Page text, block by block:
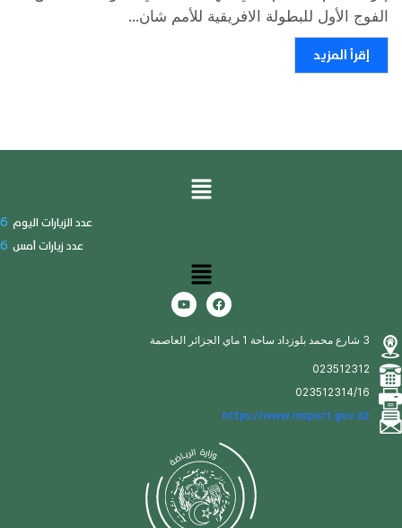
الفوج الأول للبطولة الافريقية للأمم شان...
إقرأ المزيد
3 شارع محمد بلوزداد ساحة 1 ماي الجزائر العاصمة
023512312
023512314/16
https://www.msport.gov.dz
عدد الزيارات اليوم 6
عدد زيارات أمس 6